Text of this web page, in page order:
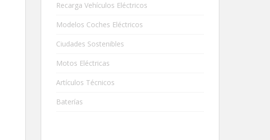
Recarga Vehículos Eléctricos
Modelos Coches Eléctricos
Ciudades Sostenibles
Motos Eléctricas
Artículos Técnicos
Baterías